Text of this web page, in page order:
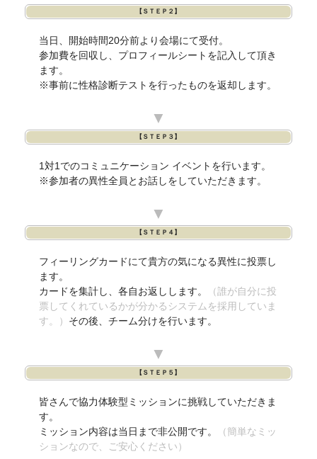
【ＳＴＥＰ２】
当日、開始時間20分前より会場にて受付。
参加費を回収し、プロフィールシートを記入して頂き
ます。
※事前に性格診断テストを行ったものを返却します。
▼
【ＳＴＥＰ３】
1対1でのコミュニケーション イベントを行います。
※参加者の異性全員とお話しをしていただきます。
▼
【ＳＴＥＰ４】
フィーリングカードにて貴方の気になる異性に投票し
ます。
カードを集計し、各自お返しします。
（誰が自分に投
票してくれているかが分かるシステムを採用していま
す。） その後、チーム分けを行います。
▼
【ＳＴＥＰ５】
皆さんで協力体験型ミッションに挑戦していただきま
す。
ミッション内容は当日まで非公開です。
（簡単なミッ
ションなので、ご安心ください）